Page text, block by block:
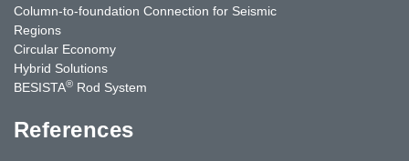
Column-to-foundation Connection for Seismic
Regions
Circular Economy
Hybrid Solutions
BESISTA® Rod System
References